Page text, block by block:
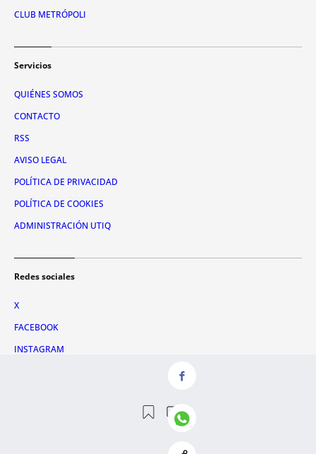
CLUB METRÓPOLI
Servicios
QUIÉNES SOMOS
CONTACTO
RSS
AVISO LEGAL
POLÍTICA DE PRIVACIDAD
POLÍTICA DE COOKIES
ADMINISTRACIÓN UTIQ
Redes sociales
X
FACEBOOK
INSTAGRAM